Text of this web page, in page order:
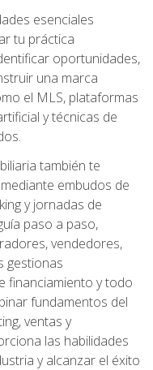
esenciales
tu práctica
oportunidades,
una marca
el MLS, plataformas
y técnicas de
también te
embudos de
y jornadas de
paso a paso,
vendedores,
gestionas
financiamiento y todo
fundamentos del
ventas y
las habilidades
y alcanzar el éxito